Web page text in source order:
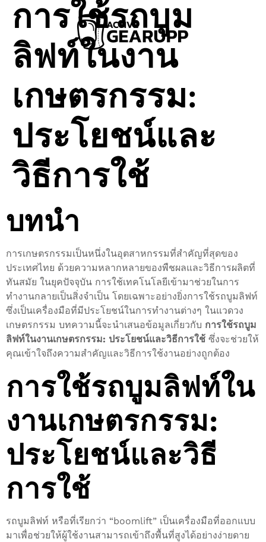
การใช้รถบูม
ลิฟท์ในงาน
เกษตรกรรม:
ประโยชน์และ
วิธีการใช้
บทนำ
การเกษตรกรรมเป็นหนึ่งในอุตสาหกรรมที่สำคัญที่สุดของ
ประเทศไทย ด้วยความหลากหลายของพืชผลและวิธีการผลิตที่
ทันสมัย ในยุคปัจจุบัน การใช้เทคโนโลยีเข้ามาช่วยในการ
ทำงานกลายเป็นสิ่งจำเป็น โดยเฉพาะอย่างยิ่งการใช้รถบูมลิฟท์
ซึ่งเป็นเครื่องมือที่มีประโยชน์ในการทำงานต่างๆ ในแวดวง
เกษตรกรรม บทความนี้จะนำเสนอข้อมูลเกี่ยวกับ การใช้รถบูม
ลิฟท์ในงานเกษตรกรรม: ประโยชน์และวิธีการใช้ ซึ่งจะช่วยให้
คุณเข้าใจถึงความสำคัญและวิธีการใช้งานอย่างถูกต้อง
การใช้รถบูมลิฟท์ใน
งานเกษตรกรรม:
ประโยชน์และวิธี
การใช้
รถบูมลิฟท์ หรือที่เรียกว่า “boomlift” เป็นเครื่องมือที่ออกแบบ
มาเพื่อช่วยให้ผู้ใช้งานสามารถเข้าถึงพื้นที่สูงได้อย่างง่ายดาย